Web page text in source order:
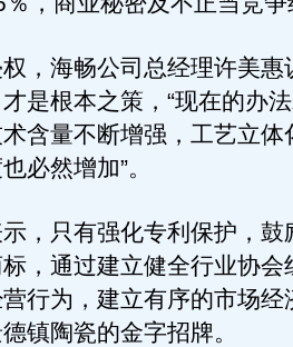
海畅公司总经理许美惠
是根本之策，“现在的办
含量不断增强，工艺立体
必然增加”。
只有强化专利保护，鼓
，通过建立健全行业协会
行为，建立有序的市场经
镇陶瓷的金字招牌。